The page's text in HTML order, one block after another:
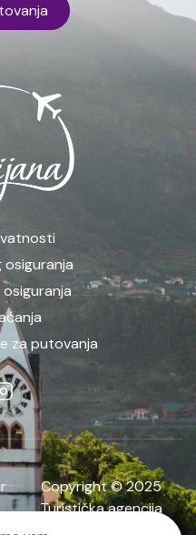
za putovanja
Copyright © 2025
Turistička agencija
ADRIJANA | Sva prava